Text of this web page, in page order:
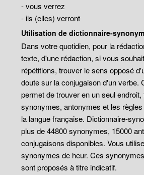
- vous verrez
- ils (elles) verront
Utilisation de dictionnaire-
Dans votre quotidien, pour la
texte, d'une rédaction, si vous
répétitions, trouver le sens opposé
doute sur la conjugaison d'un verbe.
permet de trouver en un seul endroit,
synonymes, antonymes et les
la langue française. Dictionnaire-
plus de 44800 synonymes, 15000
conjugaisons disponibles. Vous
synonymes de heur. Ces
sont proposés à titre indicatif.